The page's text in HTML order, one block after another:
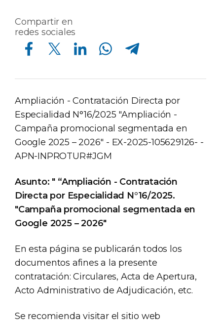
Compartir en
redes sociales
Compartir en Facebook Compartir en Twitter Compartir en Linkedin Compartir en Whatsapp Compartir en Telegram
Ampliación - Contratación Directa por
Especialidad N°16/2025 "Ampliación -
Campaña promocional segmentada en
Google 2025 – 2026" - EX-2025-105629126- -
APN-INPROTUR#JGM
Asunto: " “Ampliación - Contratación
Directa por Especialidad N°16/2025.
"Campaña promocional segmentada en
Google 2025 – 2026"
En esta página se publicarán todos los
documentos afines a la presente
contratación: Circulares, Acta de Apertura,
Acto Administrativo de Adjudicación, etc.
Se recomienda visitar el sitio web